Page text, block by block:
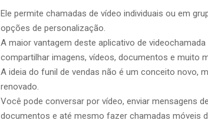
Ele permite chamadas de vídeo individuais ou em
opções de personalização.
A maior vantagem deste aplicativo de
compartilhar imagens, vídeos, documentos e muito
A ideia do funil de vendas não é um conceito novo,
renovado.
Você pode conversar por vídeo, enviar mensagens
documentos e até mesmo fazer chamadas móveis